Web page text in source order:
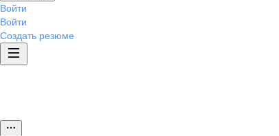
Войти
Войти
Создать резюме